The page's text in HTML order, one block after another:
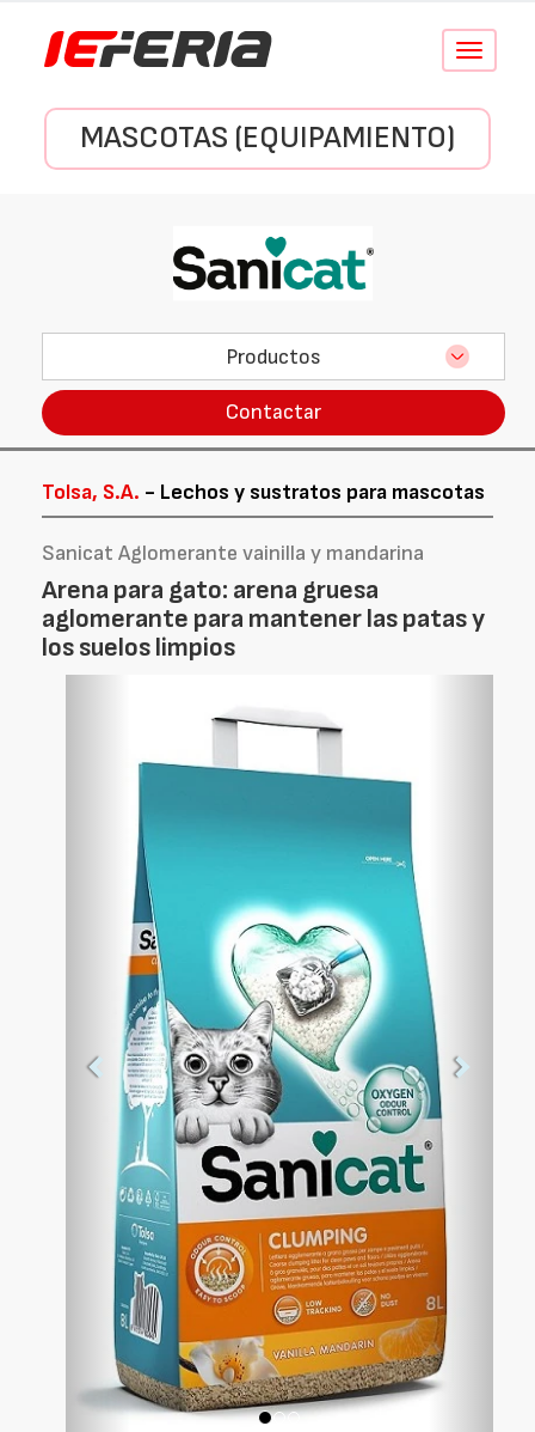
Conmutar
MASCOTAS (EQUIPAMIENTO)
Productos
Contactar
Tolsa, S.A. - Lechos y sustratos para mascotas
Sanicat Aglomerante vainilla y mandarina
Arena para gato: arena gruesa
aglomerante para mantener las patas y
los suelos limpios